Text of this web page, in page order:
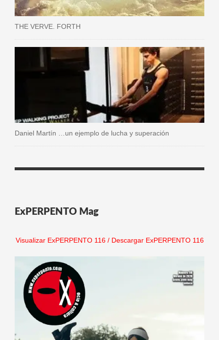
THE VERVE. FORTH
Daniel Martín …un ejemplo de lucha y superación
ExPERPENTO Mag
Visualizar ExPERPENTO 116/ Descargar ExPERPENTO 116